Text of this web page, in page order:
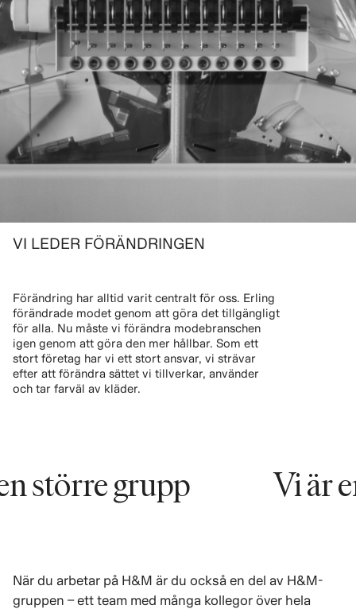
VI LEDER FÖRÄNDRINGEN
Förändring har alltid varit centralt för oss. Erling
förändrade modet genom att göra det tillgängligt
för alla. Nu måste vi förändra modebranschen
igen genom att göra den mer hållbar. Som ett
stort företag har vi ett stort ansvar, vi strävar
efter att förändra sättet vi tillverkar, använder
och tar farväl av kläder.
grupp Vi är en
När du arbetar på H&M är du också en del av H&M-
gruppen – ett team med många kollegor över hela